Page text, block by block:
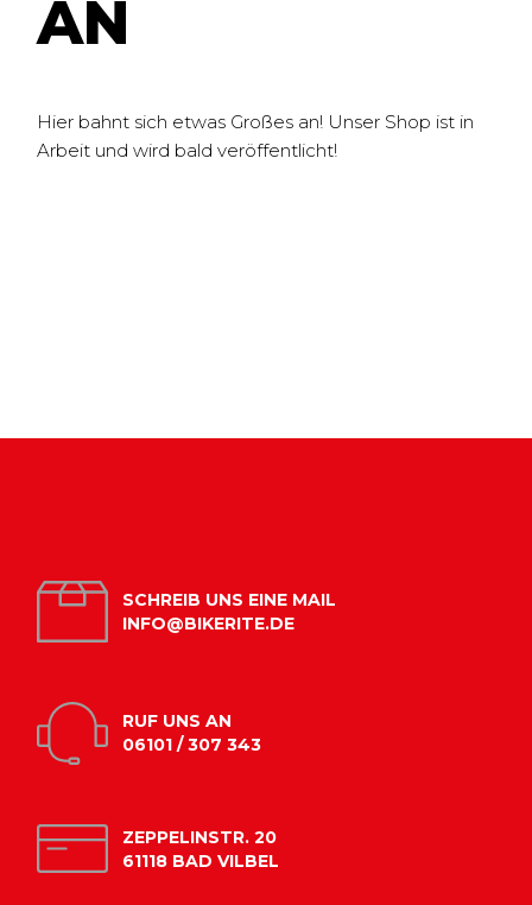
N
Hier bahnt sich etwas Großes an! Unser Shop ist in
Arbeit und wird bald veröffentlicht!
SCHREIB UNS EINE MAIL
INFO@BIKERITE.DE
RUF UNS AN
06101 / 307 343
ZEPPELINSTR. 20
61118 BAD VILBEL